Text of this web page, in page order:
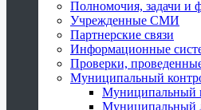
Полномочия, задачи и
Учрежденные СМИ
Партнерские связи
Информационные
Проверки,
Муниципальный
Муниципальный
Муниципальный